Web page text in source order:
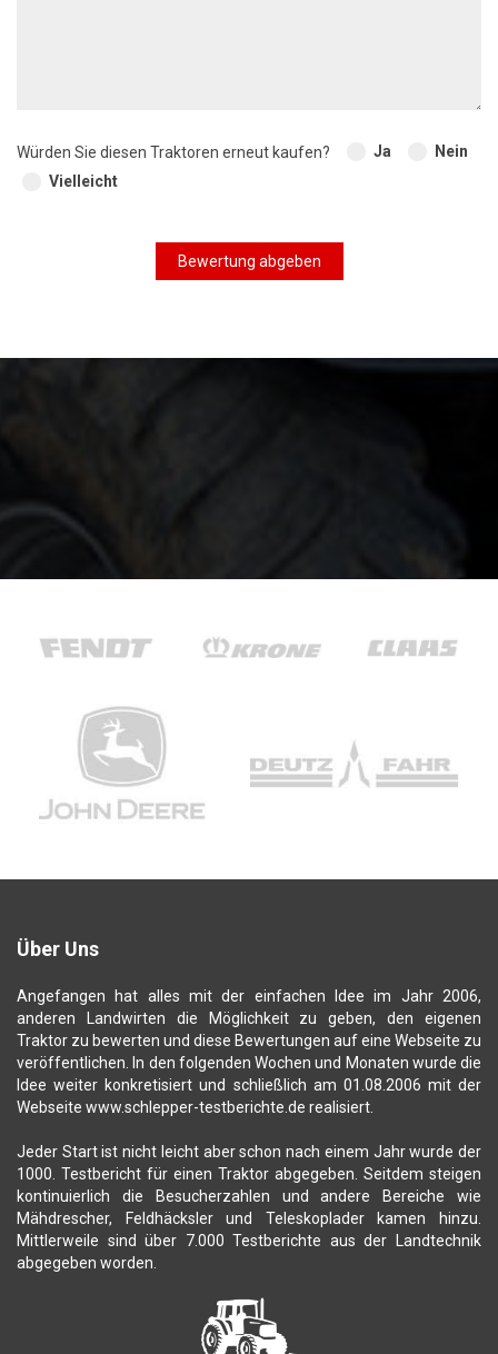
Würden Sie diesen Traktoren erneut kaufen? Ja
Nein
Vielleicht
Bewertung abgeben
Über Uns
Angefangen hat alles mit der einfachen Idee im Jahr 2006,
anderen Landwirten die Möglichkeit zu geben, den eigenen
Traktor zu bewerten und diese Bewertungen auf eine Webseite zu
veröffentlichen. In den folgenden Wochen und Monaten wurde die
Idee weiter konkretisiert und schließlich am 01.08.2006 mit der
Webseite www.schlepper-testberichte.de realisiert.
Jeder Start ist nicht leicht aber schon nach einem Jahr wurde der
1000. Testbericht für einen Traktor abgegeben. Seitdem steigen
kontinuierlich die Besucherzahlen und andere Bereiche wie
Mähdrescher, Feldhäcksler und Teleskoplader kamen hinzu.
Mittlerweile sind über 7.000 Testberichte aus der Landtechnik
abgegeben worden.